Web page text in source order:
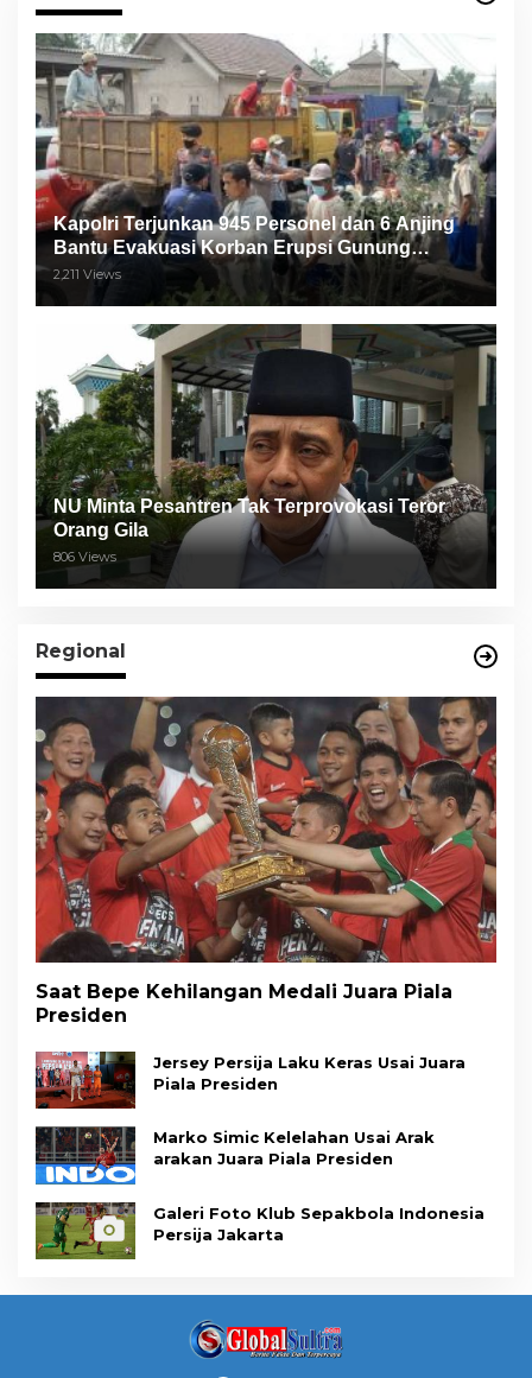
Kapolri Terjunkan 945 Personel dan 6 Anjing
Bantu Evakuasi Korban Erupsi Gunung
Semeru
2,211 Views
NU Minta Pesantren Tak Terprovokasi Teror
Orang Gila
806 Views
Regional
Saat Bepe Kehilangan Medali Juara Piala
Presiden
Jersey Persija Laku Keras Usai Juara
Piala Presiden
Marko Simic Kelelahan Usai Arak
arakan Juara Piala Presiden
Galeri Foto Klub Sepakbola Indonesia
Persija Jakarta